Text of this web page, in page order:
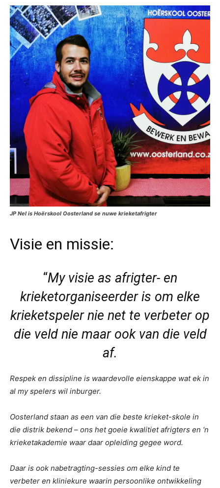
JP Nel is Hoërskool Oosterland se nuwe krieketafrigter
Visie en missie:
“My visie as afrigter- en
krieketorganiseerder is om elke
krieketspeler nie net te verbeter op
die veld nie maar ook van die veld
af.
Respek en dissipline is waardevolle eienskappe wat ek in
al my spelers wil inburger.
Oosterland staan as een van die beste krieket-skole in
die distrik bekend – ons het goeie kwalitiet afrigters en ‘n
krieketakademie waar daar opleiding gegee word.
Daar is ook nabetragting-sessies om elke kind te
verbeter en kliniekure waarin persoonlike ontwikkeling